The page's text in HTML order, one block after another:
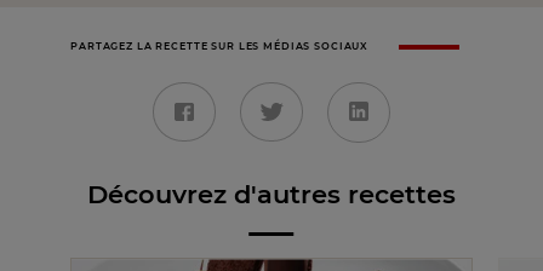
PARTAGEZ LA RECETTE SUR LES MÉDIAS SOCIAUX
Découvrez d'autres recettes